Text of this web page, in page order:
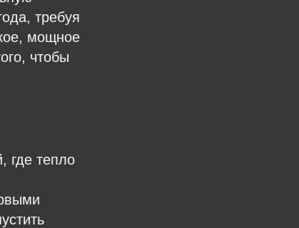
требуя
мощное
чтобы
где тепло